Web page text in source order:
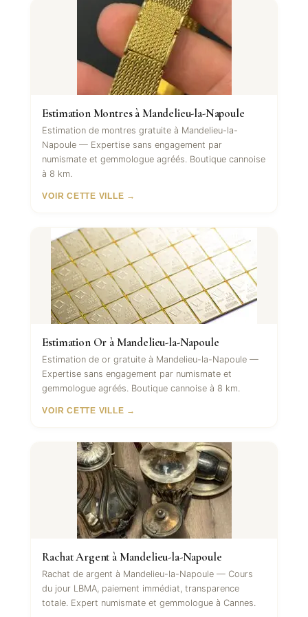
Estimation Montres à Mandelieu-la-Napoule
Estimation de montres gratuite à Mandelieu-la-
Napoule — Expertise sans engagement par
numismate et gemmologue agréés. Boutique cannoise
à 8 km.
VOIR CETTE VILLE →
Estimation Or à Mandelieu-la-Napoule
Estimation de or gratuite à Mandelieu-la-Napoule —
Expertise sans engagement par numismate et
gemmologue agréés. Boutique cannoise à 8 km.
VOIR CETTE VILLE →
Rachat Argent à Mandelieu-la-Napoule
Rachat de argent à Mandelieu-la-Napoule — Cours
du jour LBMA, paiement immédiat, transparence
totale. Expert numismate et gemmologue à Cannes.